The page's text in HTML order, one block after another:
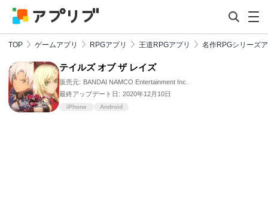
TOP ゲームアプリ RPGアプリ 王道RPGアプリ 名作RPGシリーズ
テイルズ オブ ザ レイズ
販売元: BANDAI NAMCO Entertainment Inc.
最終アップデート日: 2020年12月10日
iPhone Android